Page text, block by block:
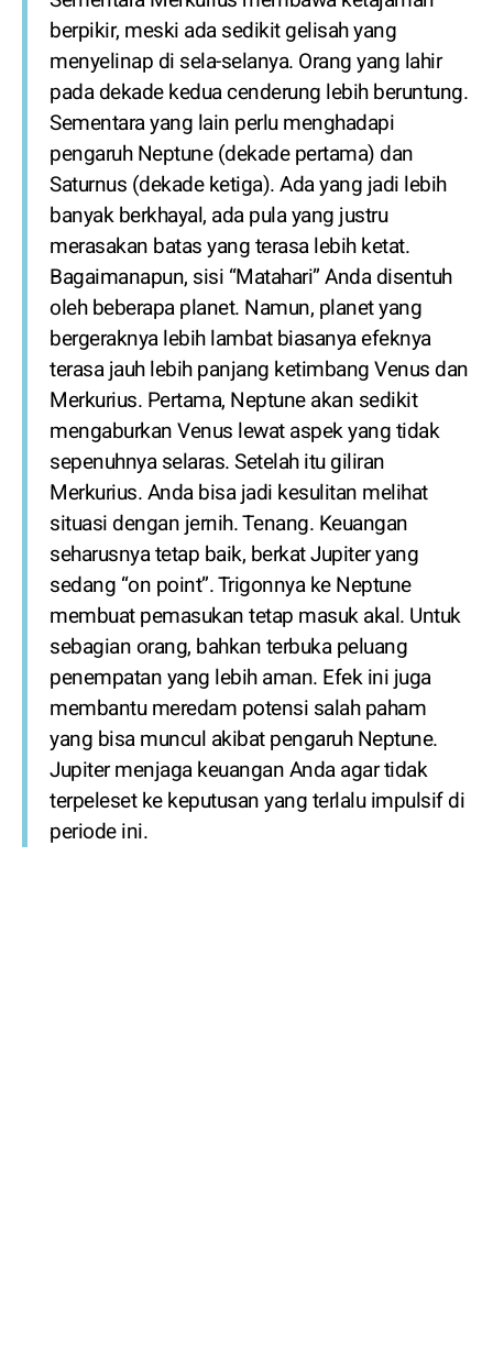
berpikir, meski ada sedikit gelisah yang
menyelinap di sela-selanya. Orang yang lahir
pada dekade kedua cenderung lebih beruntung.
Sementara yang lain perlu menghadapi
pengaruh Neptune (dekade pertama) dan
Saturnus (dekade ketiga). Ada yang jadi lebih
banyak berkhayal, ada pula yang justru
merasakan batas yang terasa lebih ketat.
Bagaimanapun, sisi “Matahari” Anda disentuh
oleh beberapa planet. Namun, planet yang
bergeraknya lebih lambat biasanya efeknya
terasa jauh lebih panjang ketimbang Venus dan
Merkurius. Pertama, Neptune akan sedikit
mengaburkan Venus lewat aspek yang tidak
sepenuhnya selaras. Setelah itu giliran
Merkurius. Anda bisa jadi kesulitan melihat
situasi dengan jernih. Tenang. Keuangan
seharusnya tetap baik, berkat Jupiter yang
sedang “on point”. Trigonnya ke Neptune
membuat pemasukan tetap masuk akal. Untuk
sebagian orang, bahkan terbuka peluang
penempatan yang lebih aman. Efek ini juga
membantu meredam potensi salah paham
yang bisa muncul akibat pengaruh Neptune.
Jupiter menjaga keuangan Anda agar tidak
terpeleset ke keputusan yang terlalu impulsif di
periode ini.